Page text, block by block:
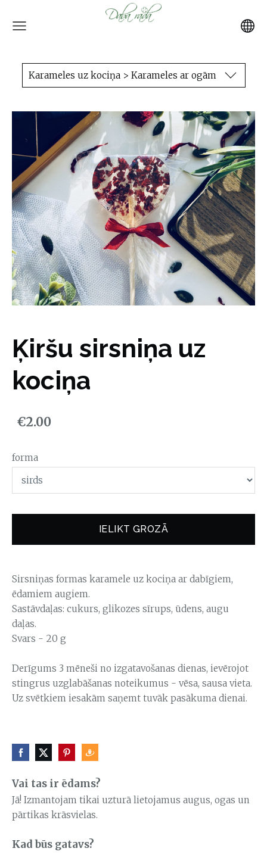
Karameles uz kociņa > Karameles ar ogām
Vai tas ir ēdams?
Jā! Izmantojam tikai uzturā lietojamus augus, ogas un
pārtikas krāsvielas.
Kad būs gatavs?
Ķiršu sirsniņa uz
kociņa
€2.00
forma
IELIKT GROZĀ
Sirsniņas formas karamele uz kociņa ar dabīgiem,
ēdamiem augiem.
Sastāvdaļas: cukurs, glikozes sīrups, ūdens, augu
daļas.
Svars - 20 g
Derīgums 3 mēneši no izgatavošanas dienas, ievērojot
stingrus uzglabāšanas noteikumus - vēsa, sausa vieta.
Uz svētkiem iesakām saņemt tuvāk pasākuma dienai.